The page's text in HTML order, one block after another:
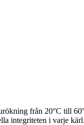
från 20°C till
integriteten i varje